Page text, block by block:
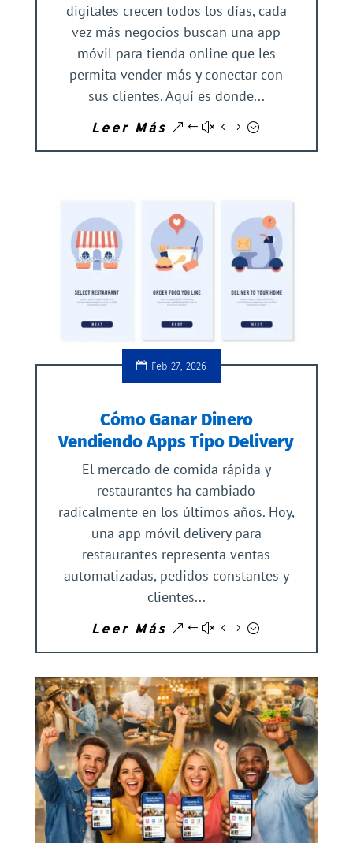
digitales crecen todos los días, cada
vez más negocios buscan una app
móvil para tienda online que les
permita vender más y conectar con
sus clientes. Aquí es donde...
Leer Más
Feb 27, 2026
Cómo Ganar Dinero
Vendiendo Apps Tipo Delivery
El mercado de comida rápida y
restaurantes ha cambiado
radicalmente en los últimos años. Hoy,
una app móvil delivery para
restaurantes representa ventas
automatizadas, pedidos constantes y
clientes...
Leer Más